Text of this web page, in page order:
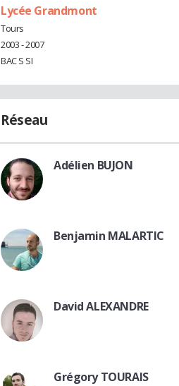
Lycée Grandmont
Tours
2003 - 2007
BAC S SI
Réseau
Adélien BUJON
Benjamin MALARTIC
David ALEXANDRE
Grégory TOURAIS